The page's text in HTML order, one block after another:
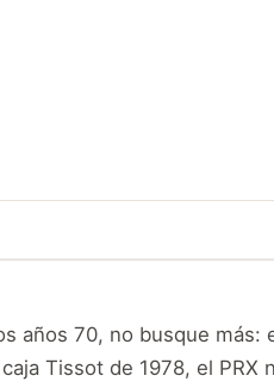
años 70, no busque más:
Tissot de 1978, el PRX